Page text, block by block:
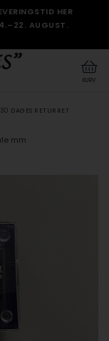
HER
AUGUST.
KURV
30 DAGES RETURRET
mm